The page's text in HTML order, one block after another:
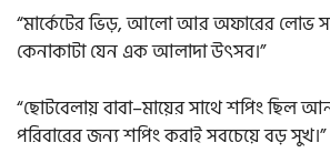
“মার্কেটের ভিড়, আলো আর অফারের লোভ
কেনাকাটা যেন এক আলাদা উৎসব।”
“ছোটবেলায় বাবা–মায়ের সাথে শপিং
পরিবারের জন্য শপিং করাই সবচেয়ে বড় সুখ।”